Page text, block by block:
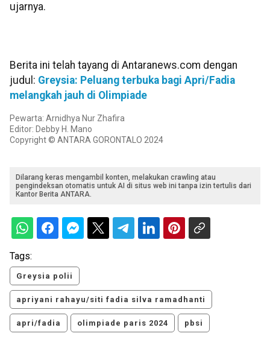
ujarnya.
Berita ini telah tayang di Antaranews.com dengan
judul: Greysia: Peluang terbuka bagi Apri/Fadia
melangkah jauh di Olimpiade
Pewarta: Arnidhya Nur Zhafira
Editor: Debby H. Mano
Copyright © ANTARA GORONTALO 2024
Dilarang keras mengambil konten, melakukan crawling atau
pengindeksan otomatis untuk AI di situs web ini tanpa izin tertulis dari
Kantor Berita ANTARA.
Tags:
Greysia polii
apriyani rahayu/siti fadia silva ramadhanti
apri/fadia olimpiade paris 2024 pbsi